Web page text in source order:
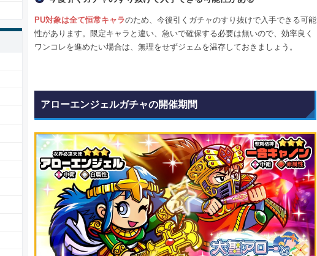
PU対象は全て恒常キャラのため、今後引くガチャのすり抜けで入手できる可能
性があります。限定キャラと違い、急いで確保する必要は無いので、効率良く
ワンコレを進めたい場合は、無理をせずジェムを温存しておきましょう。
アローエンジェルガチャの開催期間